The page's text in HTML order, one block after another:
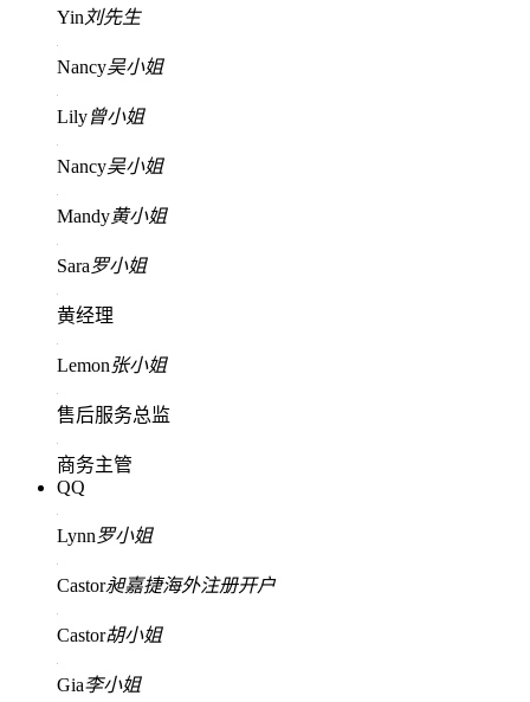
Yin 刘先生
Nancy吴小姐
Lily曾小姐
Nancy吴小姐
Mandy黄小姐
Sara罗小姐
黄经理
Lemon张小姐
售后服务总监
商务主管
QQ
Lynn罗小姐
Castor昶嘉捷海外注册开户
Castor胡小姐
Gia李小姐